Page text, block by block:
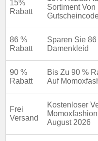
15%
Rabatt
Sortiment
86 %
Rabatt
Sparen Sie
Damenkleid
90 %
Rabatt
Bis Zu 90 %
Auf
Frei
Versand
Kostenloser
August 2026